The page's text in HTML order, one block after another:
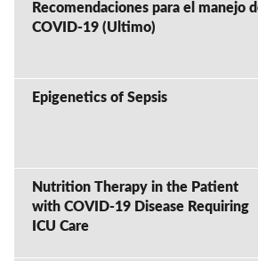
Recomendaciones para el manejo
COVID-19 (Ultimo)
Epigenetics of Sepsis
Nutrition Therapy in the Patient
with COVID-19 Disease Requiring
ICU Care